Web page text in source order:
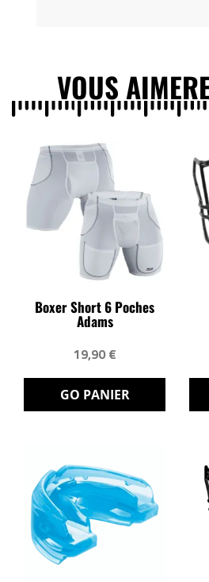
VOUS
Boxer Short 6 Poches
Adams
19,90 €
GO PANIER